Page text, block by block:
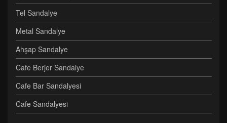
Tel Sandalye
Metal Sandalye
Ahşap Sandalye
Cafe Berjer Sandalye
Cafe Bar Sandalyesi
Cafe Sandalyesi